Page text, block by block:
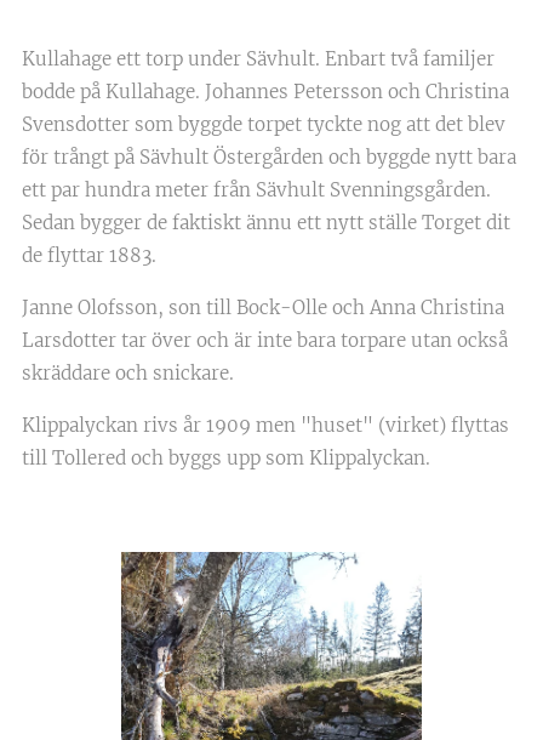
Kullahage ett torp under Sävhult. Enbart två familjer
bodde på Kullahage. Johannes Petersson och Christina
Svensdotter som byggde torpet tyckte nog att det blev
för trångt på Sävhult Östergården och byggde nytt bara
ett par hundra meter från Sävhult Svenningsgården.
Sedan bygger de faktiskt ännu ett nytt ställe Torget dit
de flyttar 1883.
Janne Olofsson, son till Bock-Olle och Anna Christina
Larsdotter tar över och är inte bara torpare utan också
skräddare och snickare.
Klippalyckan rivs år 1909 men "huset" (virket) flyttas
till Tollered och byggs upp som Klippalyckan.